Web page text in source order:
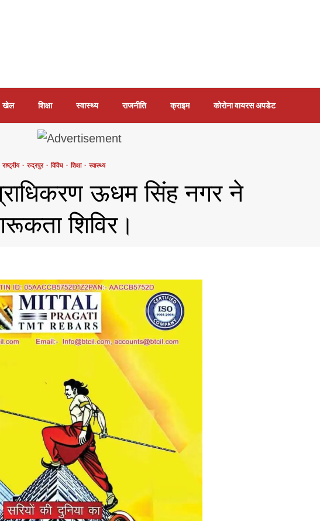
खेल शिक्षा स्वास्थ्य राजनीति क्राइम कोरोना वायरस अपडेट
राष्ट्रीय रुद्रपुर विविध शिक्षा स्वास्थ्य
ऊधम सिंह नगर ने
शिविर।